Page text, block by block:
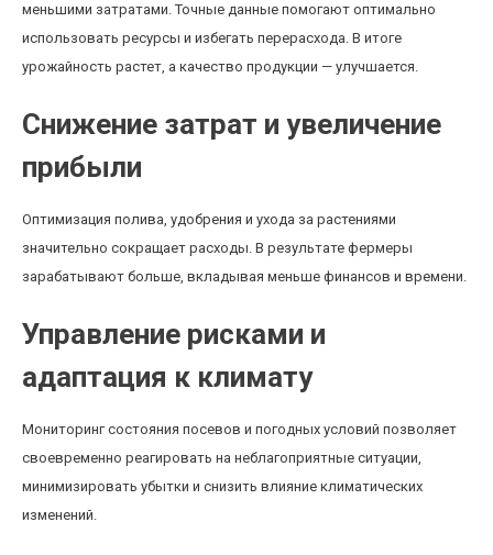
меньшими затратами. Точные данные помогают оптимально
использовать ресурсы и избегать перерасхода. В итоге
урожайность растет, а качество продукции — улучшается.
Снижение затрат и увеличение
прибыли
Оптимизация полива, удобрения и ухода за растениями
значительно сокращает расходы. В результате фермеры
зарабатывают больше, вкладывая меньше финансов и времени.
Управление рисками и
адаптация к климату
Мониторинг состояния посевов и погодных условий позволяет
своевременно реагировать на неблагоприятные ситуации,
минимизировать убытки и снизить влияние климатических
изменений.